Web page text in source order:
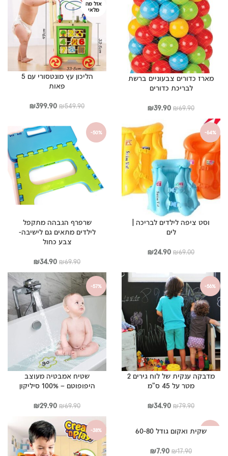
מארז כדורים צבעוניים ברשת
לבריכת כדורים
₪69.90
המחיר
היה:
₪69.90.
₪39.90
המחיר
הוא:
₪39.90.
אזל מה
מלאי
הליכון עץ מונטסורי עם 5
פאות
₪549.90
המחיר
היה:
₪549.90.
₪399.90
המחיר
₪399.90.
-64%
וסט ציפה לילדים לבריכה |
לים
₪69.00
המחיר
₪69.00.
₪24.90
המחיר
₪24.90.
-50%
שרפרף הגבהה מתקפל
לילדים מתאים גם לישיבה-
צבע כחול
₪69.90
המחיר
המקורי
היה:
₪69.90.
₪34.90
המחיר
הנוכחי
הוא:
₪34.90.
-56%
מדבקה ענקית של לוח גירים 2
מטר על 45 ס”מ
₪79.90
המחיר
₪79.90.
₪34.90
המחיר
₪34.90.
-57%
שטיח אמבטיה מעוצב
היפופוטם – 100% סיליקון
₪69.90
המחיר
היה:
₪69.90.
₪29.90
המחיר
הוא:
₪29.90.
-56%שקית ואקום גודל 60-80
₪17.90
המחיר
₪7.90
המחיר
-38%